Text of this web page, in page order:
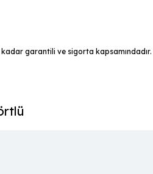
garantili ve sigorta kapsamındadır.